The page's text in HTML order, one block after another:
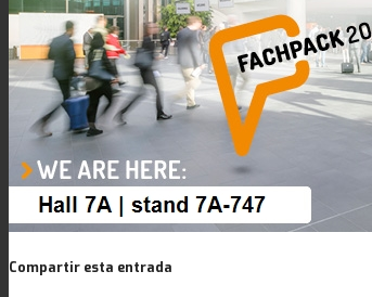
Laminación textil
Resinas de Poliuretano para tintas de
Innovación
Compartir esta entrada